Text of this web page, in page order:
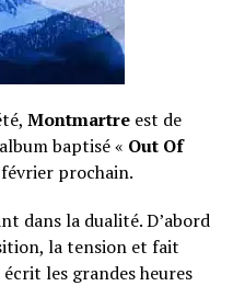
Montmartreest de
baptisé « Out Of
prochain.
dans la dualité. D’abord
la tension et fait
les grandes heures